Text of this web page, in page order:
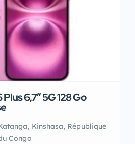
6,7″ 5G 128 Go
Kinshasa, République
Congo